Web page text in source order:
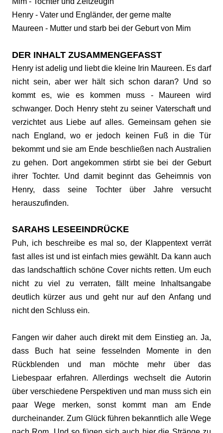
Henry - Vater und Engländer, der gerne malte
Maureen - Mutter und starb bei der Geburt von Mim
DER INHALT ZUSAMMENGEFASST
Henry ist adelig und liebt die kleine Irin Maureen. Es darf
nicht sein, aber wer hält sich schon daran? Und so
kommt es, wie es kommen muss - Maureen wird
schwanger. Doch Henry steht zu seiner Vaterschaft und
verzichtet aus Liebe auf alles. Gemeinsam gehen sie
nach England, wo er jedoch keinen Fuß in die Tür
bekommt und sie am Ende beschließen nach Australien
zu gehen. Dort angekommen stirbt sie bei der Geburt
ihrer Tochter. Und damit beginnt das Geheimnis von
Henry, dass seine Tochter über Jahre versucht
herauszufinden.
SARAHS LESEEINDRÜCKE
Puh, ich beschreibe es mal so, der Klappentext verrät
fast alles ist und ist einfach mies gewählt. Da kann auch
das landschaftlich schöne Cover nichts retten. Um euch
nicht zu viel zu verraten, fällt meine Inhaltsangabe
deutlich kürzer aus und geht nur auf den Anfang und
nicht den Schluss ein.
Fangen wir daher auch direkt mit dem Einstieg an. Ja,
dass Buch hat seine fesselnden Momente in den
Rückblenden und man möchte mehr über das
Liebespaar erfahren. Allerdings wechselt die Autorin
über verschiedene Perspektiven und man muss sich ein
paar Wege merken, sonst kommt man am Ende
durcheinander. Zum Glück führen bekanntlich alle Wege